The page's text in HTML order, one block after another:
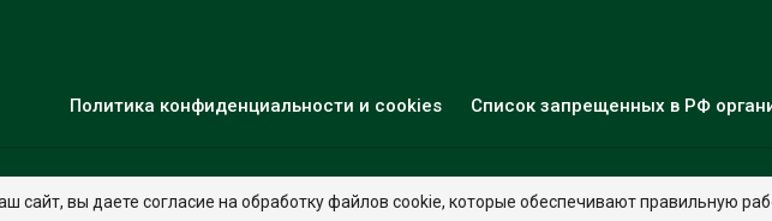
Политика конфиденциальности и cookies Список запрещенных в РФ
сайт, вы даете согласие на обработку файлов cookie, которые обеспечивают правильную